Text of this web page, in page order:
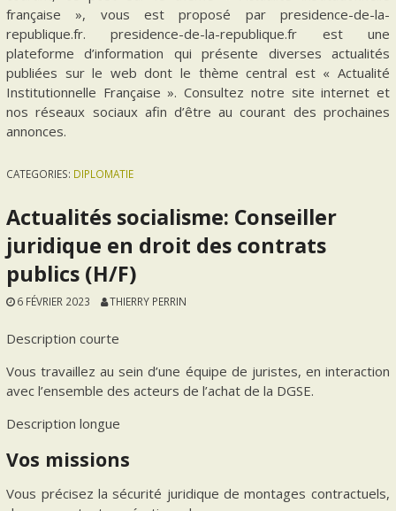
française », vous est proposé par presidence-de-la-
republique.fr. presidence-de-la-republique.fr est une
plateforme d’information qui présente diverses actualités
publiées sur le web dont le thème central est « Actualité
Institutionnelle Française ». Consultez notre site internet et
nos réseaux sociaux afin d’être au courant des prochaines
annonces.
CATEGORIES: DIPLOMATIE
Actualités socialisme: Conseiller
juridique en droit des contrats
publics (H/F)
6 FÉVRIER 2023 THIERRY PERRIN
Description courte
Vous travaillez au sein d’une équipe de juristes, en interaction
avec l’ensemble des acteurs de l’achat de la DGSE.
Description longue
Vos missions
Vous précisez la sécurité juridique de montages contractuels,